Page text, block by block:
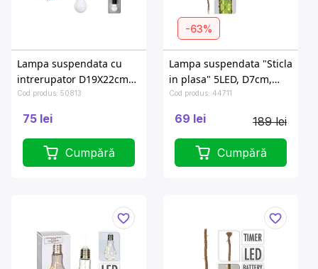
Lampa suspendata cu
intrerupator D19X22cm
pe 3 baterii AAA
Cod produs: 50813
75 lei
Cumpără
-63%
Lampa suspendata "Sticla
in plasa" 5LED, D7cm,
H29cm, 4culori
Cod produs: 44711
69 lei 189 lei
Cumpără